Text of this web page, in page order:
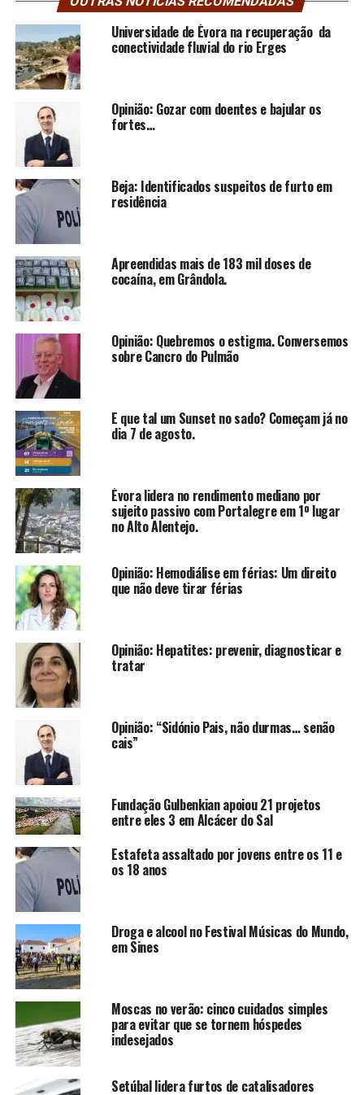
Universidade de Évora na recuperação da
conectividade fluvial do rio Erges
Opinião: Gozar com doentes e bajular os
fortes…
Beja: Identificados suspeitos de furto em
residência
Apreendidas mais de 183 mil doses de
cocaína, em Grândola.
Opinião: Quebremos o estigma. Conversemos
sobre Cancro do Pulmão
E que tal um Sunset no sado? Começam já no
dia 7 de agosto.
Évora lidera no rendimento mediano por
sujeito passivo com Portalegre em 1º lugar
no Alto Alentejo.
Opinião: Hemodiálise em férias: Um direito
que não deve tirar férias
Opinião: Hepatites: prevenir, diagnosticar e
tratar
Opinião: “Sidónio Pais, não durmas… senão
cais”
Fundação Gulbenkian apoiou 21 projetos
entre eles 3 em Alcácer do Sal
Estafeta assaltado por jovens entre os 11 e
os 18 anos
Droga e alcool no Festival Músicas do Mundo,
em Sines
Moscas no verão: cinco cuidados simples
para evitar que se tornem hóspedes
indesejados
Setúbal lidera furtos de catalisadores